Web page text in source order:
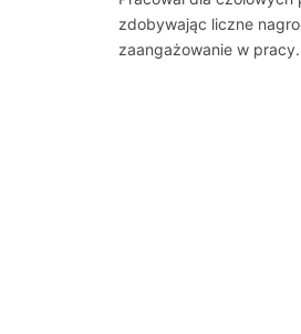
zdobywając liczne
zaangażowanie w pracy.